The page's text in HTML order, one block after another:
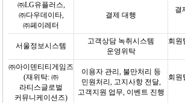
㈜LG유플러스,
㈜다우데이타,
㈜페이레터
결제 대행
결
서울정보시스템
고객상담 녹취시스템
운영위탁
회원
㈜아이덴티티게임즈
(재위탁:㈜
라티스글로벌
커뮤니케이션즈)
이용자 관리 , 불만처리 등
민원처리 , 고지사항 전달,
고객지원 업무, 이벤트 진행
회원